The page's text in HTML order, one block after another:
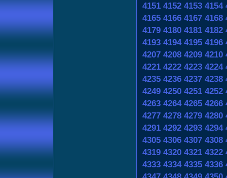
4151 4152 4153 4154
4165 4166 4167 4168
4179 4180 4181 4182
4193 4194 4195 4196
4207 4208 4209 4210
4221 4222 4223 4224
4235 4236 4237 4238
4249 4250 4251 4252
4263 4264 4265 4266
4277 4278 4279 4280
4291 4292 4293 4294
4305 4306 4307 4308
4319 4320 4321 4322
4333 4334 4335 4336